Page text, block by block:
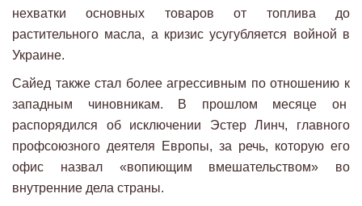
нехватки основных товаров от топлива до
растительного масла, а кризис усугубляется войной в
Украине.
Сайед также стал более агрессивным по отношению к
западным чиновникам. В прошлом месяце он
распорядился об исключении Эстер Линч, главного
профсоюзного деятеля Европы, за речь, которую его
офис назвал «вопиющим вмешательством» во
внутренние дела страны.